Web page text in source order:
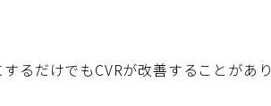
るだけでもCVRが改善することがあり